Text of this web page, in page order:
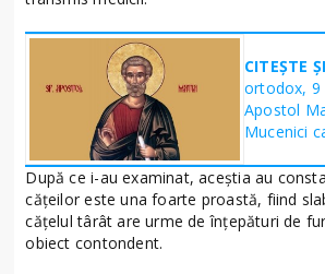
CITEȘTE
ortodox, 9
Apostol
Mucenici
După ce i-au examinat, aceștia au
cățeilor este una foarte proastă, fiind
cățelul târât are urme de înțepături de
obiect contondent.